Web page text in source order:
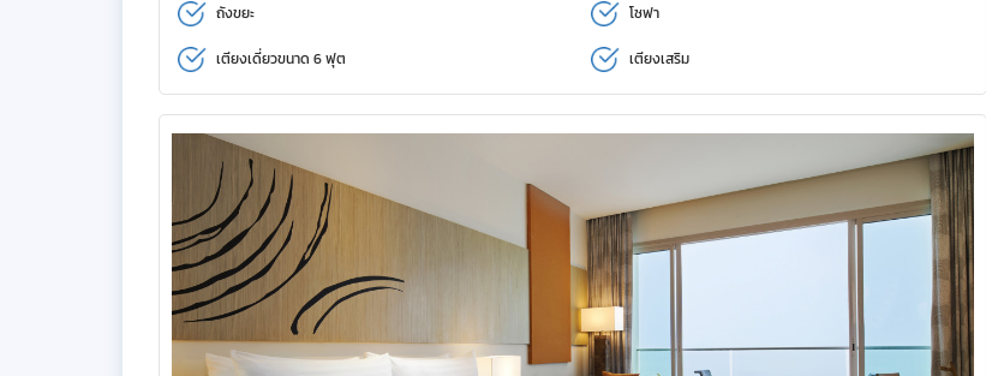
ถังขยะ โซฟา
เตียงเดี่ยวขนาด 6 ฟุต เตียงเสริม